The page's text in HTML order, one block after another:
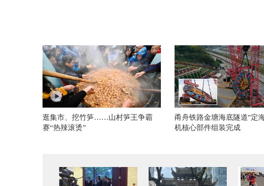
逛集市、挖竹笋……山村笋王争霸
赛“热辣滚烫”
甬舟铁路金塘海底隧道"定
机核心部件组装完成